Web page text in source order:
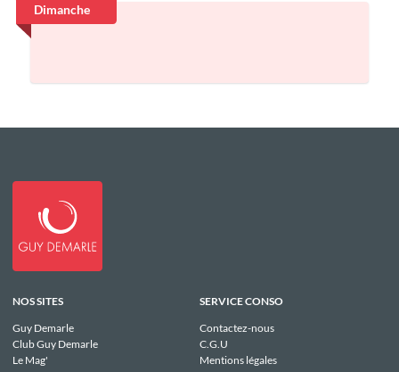
Dimanche
NOS SITES
Guy Demarle
Club Guy Demarle
Le Mag'
SERVICE CONSO
Contactez-nous
C.G.U
Mentions légales